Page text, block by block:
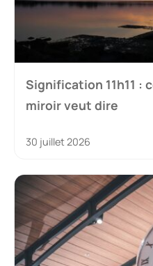
Signification 11h11 :
miroir veut dire
30 juillet 2026